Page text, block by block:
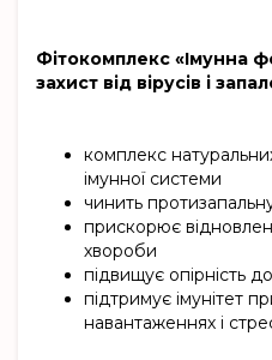
Фітокомплекс «Імунна
захист від вірусів і
комплекс
імунної системи
чинить
прискорює
хвороби
підвищує опірність
підтримує імунітет
навантаженнях і